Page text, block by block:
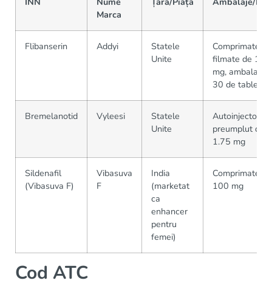
Marca
Flibanserin Addyi
Statele
Unite
Comprimate
filmate de 100
mg, ambalaje
30 de tablete
Bremelanotid Vyleesi
Statele
Unite
Autoinjector
preumplut de
1.75 mg
Sildenafil
(Vibasuva F)
Vibasuva
F
India
(marketat
ca
enhancer
pentru
femei)
Comprimate de
100 mg
Cod ATC